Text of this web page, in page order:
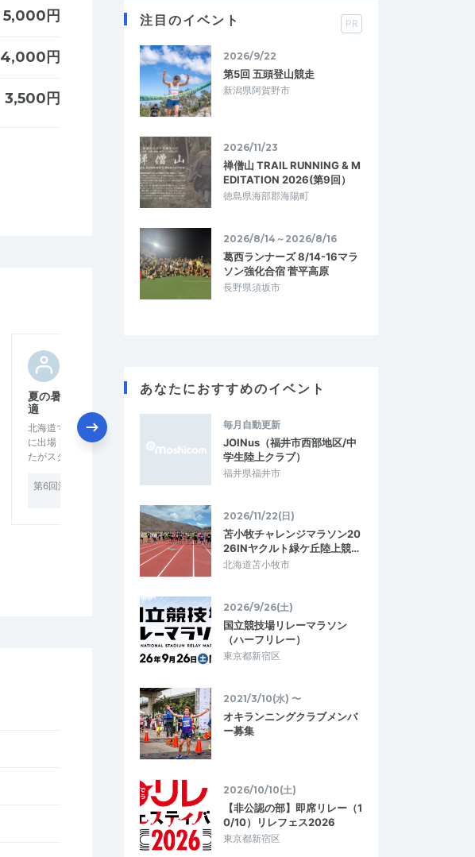
5,000円
4,000円
3,500円
夏の暑さに慣れるトレーニングに最
適
北海道マラソンに向けて、暑さに慣れる為
に出場 日差しがキツく、体力が削られまし
たがスタッフの皆さんの声掛けもあり予…
第6回淀川モーニングマラソン
マラソンシーズンに向けたいい練習
第8回マリンポートかごしまサンセットマ
注目のイベント PR
2026/9/22
第5回 五頭登山競走
新潟県阿賀野市
2026/11/23
禅僧山 TRAIL RUNNING & M
EDITATION 2026(第9回）
徳島県海部郡海陽町
2026/8/14～2026/8/16
葛西ランナーズ 8/14-16マラ
ソン強化合宿 菅平高原
長野県須坂市
あなたにおすすめのイベント
毎月自動更新
JOINus（福井市西部地区/中
学生陸上クラブ）
福井県福井市
2026/11/22(日)
苫小牧チャレンジマラソン20
26INヤクルト緑ケ丘陸上競…
北海道苫小牧市
2026/9/26(土)
国立競技場リレーマラソン
（ハーフリレー）
東京都新宿区
2021/3/10(水) 〜
オキランニングクラブメンバ
ー募集
2026/10/10(土)
【非公認の部】即席リレー（1
0/10）リレフェス2026
東京都新宿区